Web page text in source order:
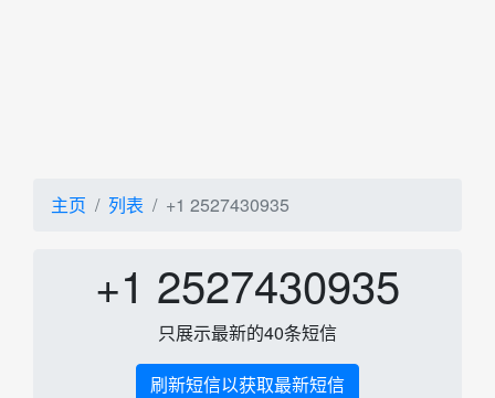
主页 列表 +1 2527430935
+1 2527430935
只展示最新的40条短信
刷新短信以获取最新短信